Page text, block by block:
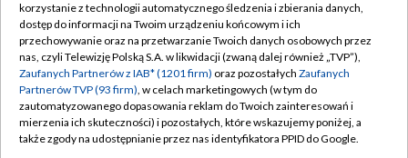
TVP
Abonament TVP
Emisja w TVP
Centrum informacji TVP
Naziemna Telewizja Cyfrowa
Regulamin TVP
Polityka prywatności
Moje zgody
Pomoc
korzystanie z technologii automatycznego śledzenia i zbierania danych,
dostęp do informacji na Twoim urządzeniu końcowym i ich
przechowywanie oraz na przetwarzanie Twoich danych osobowych przez
nas, czyli Telewizję Polską S.A. w likwidacji (zwaną dalej również „TVP”),
Zaufanych Partnerów z IAB* (1201 firm) oraz pozostałych Zaufanych
Partnerów TVP (93 firm), w celach marketingowych (w tym do
zautomatyzowanego dopasowania reklam do Twoich zainteresowań i
mierzenia ich skuteczności) i pozostałych, które wskazujemy poniżej, a
także zgody na udostępnianie przez nas identyfikatora PPID do Google.